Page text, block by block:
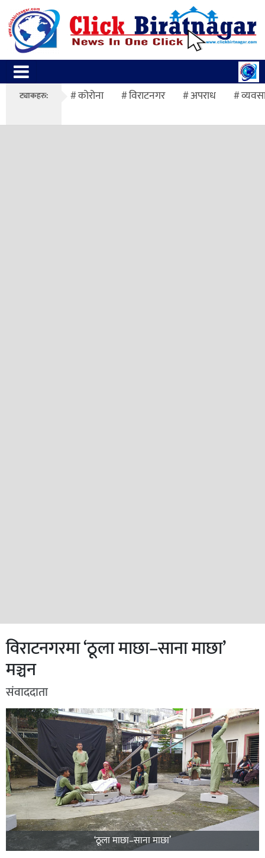
ट्याकहरु: कोरोना विराटनगर अपराध
विराटनगरमा ‘ठूला माछा–साना माछा’
मञ्चन
संवाददाता
‘ठूला माछा–साना माछा’